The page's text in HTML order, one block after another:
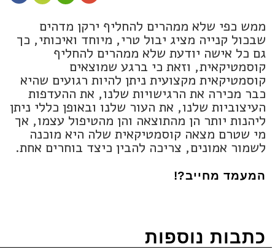
ממש כפי שלא ממהרים להחליף ירקן מדהים
שבכול קנייה מציג יבול טרי, מיוחד ואיכותי, כך
גם כל אישה יודעת שלא ממהרים להחליף
קוסמטיקאית, וזאת כי ברגע שמוצאים
קוסמטיקאית מקצועית ניתן להיות רגועים שהיא
כבר מכירה את הרגישויות שלנו, את ההעדפות
העיצוביות שלנו, את העור שלנו ובאופן כללי ניתן
ליהנות יותר הן מהתוצאה והן מהטיפול עצמו, אך
מי שטרם מצאה קוסמטיקאית שלה היא מוכנה
לשמור אמונים, צריכה להבין כיצד בוחרים אחת.
המעמד מחייב?!
כתבות נוספות